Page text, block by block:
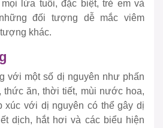
lứa tuổi, đặc biệt, trẻ em và
đối tượng dễ mắc viêm
khác.
với một số dị nguyên như phấn
thức ăn, thời tiết, mùi nước hoa,
với dị nguyên có thể gây dị
dịch, hắt hơi và các biểu hiện